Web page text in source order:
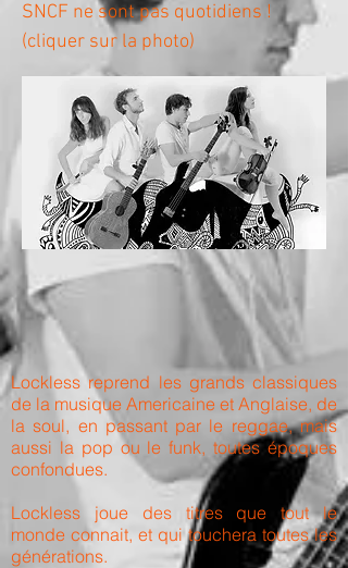
SNCF ne sont pas quotidiens !
(cliquer sur la photo)
Lockless reprend les grands classiques
de la musique Americaine et Anglaise, de
la soul, en passant par le reggae, mais
aussi la pop ou le funk, toutes époques
confondues.
Lockless joue des titres que tout le
monde connait, et qui touchera toutes les
générations.